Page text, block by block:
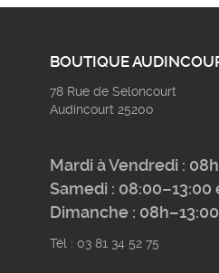
BOUTIQUE
78 Rue de Seloncourt
Audincourt 25200
Mardi à Vendredi :
Samedi : 08:00–13:00
Dimanche : 08h–13:00
Tél : 03 81 34 52 75